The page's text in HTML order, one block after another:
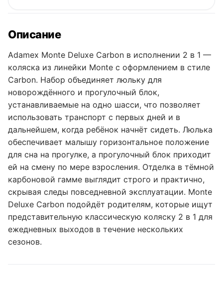
Описание
Adamex Monte Deluxe Carbon в исполнении 2 в 1 —
коляска из линейки Monte с оформлением в стиле
Carbon. Набор объединяет люльку для
новорождённого и прогулочный блок,
устанавливаемые на одно шасси, что позволяет
использовать транспорт с первых дней и в
дальнейшем, когда ребёнок начнёт сидеть. Люлька
обеспечивает малышу горизонтальное положение
для сна на прогулке, а прогулочный блок приходит
ей на смену по мере взросления. Отделка в тёмной
карбоновой гамме выглядит строго и практично,
скрывая следы повседневной эксплуатации. Monte
Deluxe Carbon подойдёт родителям, которые ищут
представительную классическую коляску 2 в 1 для
ежедневных выходов в течение нескольких
сезонов.